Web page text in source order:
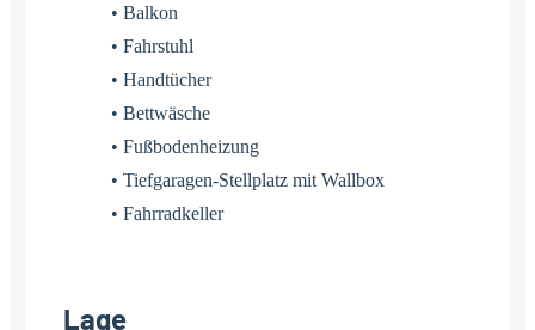
• Balkon
• Fahrstuhl
• Handtücher
• Bettwäsche
• Fußbodenheizung
• Tiefgaragen-Stellplatz mit Wallbox
• Fahrradkeller
Lage